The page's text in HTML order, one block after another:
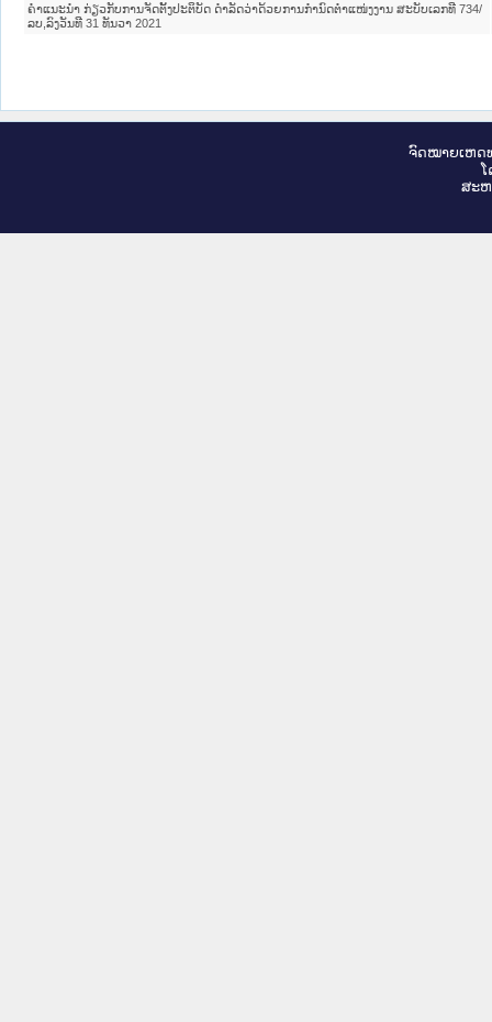
ຄຳແນະນຳ ກ່ຽວກັບການຈັດຕັ້ງປະຕິບັດ ດຳລັດວ່າດ້ວຍການກຳນົດຕຳແໜ່ງງານ ສະບັບເລກທີ 734/
ລບ,ລົງວັນທີ 31 ທັນວາ 2021
ຈົດ​ໝາຍ​ເຫດ​
ສະ​ຫ